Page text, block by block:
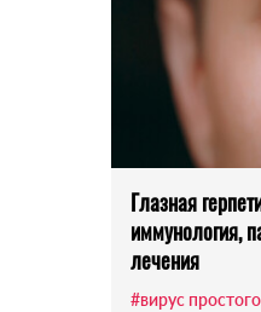
Глазная
иммунология,
лечения
#вирус